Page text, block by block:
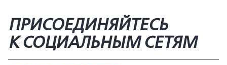
ПРИСОЕДИНЯЙТЕСЬ
К СОЦИАЛЬНЫМ СЕТЯМ